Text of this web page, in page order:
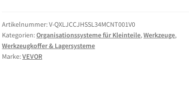
Schubladen,
PP-
Sortimentskasten
für
Artikelnummer:V-QXLJCCJHSSL34MCNT001V0
Kategorien:Organisationssysteme für Kleinteile,Werkzeuge,
Werkzeugkoffer & Lagersysteme
Marke:VEVOR